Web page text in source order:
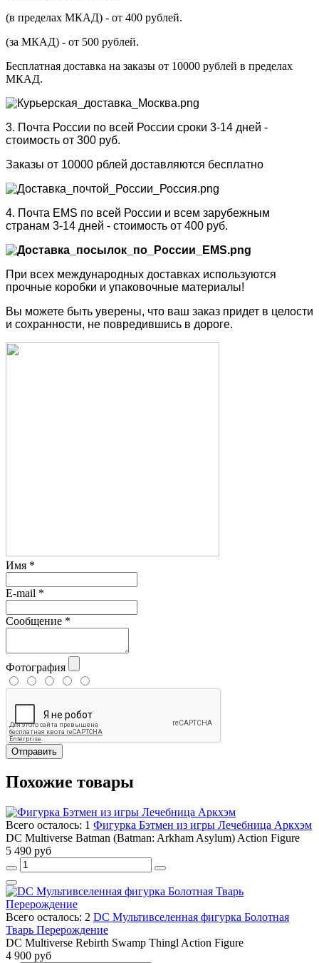
(в пределах МКАД) - от 400 рублей.
(за МКАД) - от 500 рублей.
Бесплатная доставка на заказы от 10000 рублей в пределах
МКАД.
3. Почта России по всей России сроки 3-14 дней -
стоимость от 300 руб.
Заказы от 10000 рблей доставляются бесплатно
4. Почта EMS по всей России и всем зарубежным
странам 3-14 дней - стоимость от 400 руб.
При всех международных доставках используются
прочные коробки и упаковочные материалы!
Вы можете быть уверены, что ваш заказ придет в целости
и сохранности, не повредившись в дороге.
Имя *
E-mail *
Сообщение *
Фотография
Отправить
Похожие товары
Всего осталось: 1 Фигурка Бэтмен из игры Лечебница Аркхэм
DC Multiverse Batman (Batman: Arkham Asylum) Action Figure
5 490 руб
Всего осталось: 2 DC Мультивселенная фигурка Болотная
Тварь Перерождение
DC Multiverse Rebirth Swamp Thingl Action Figure
4 900 руб